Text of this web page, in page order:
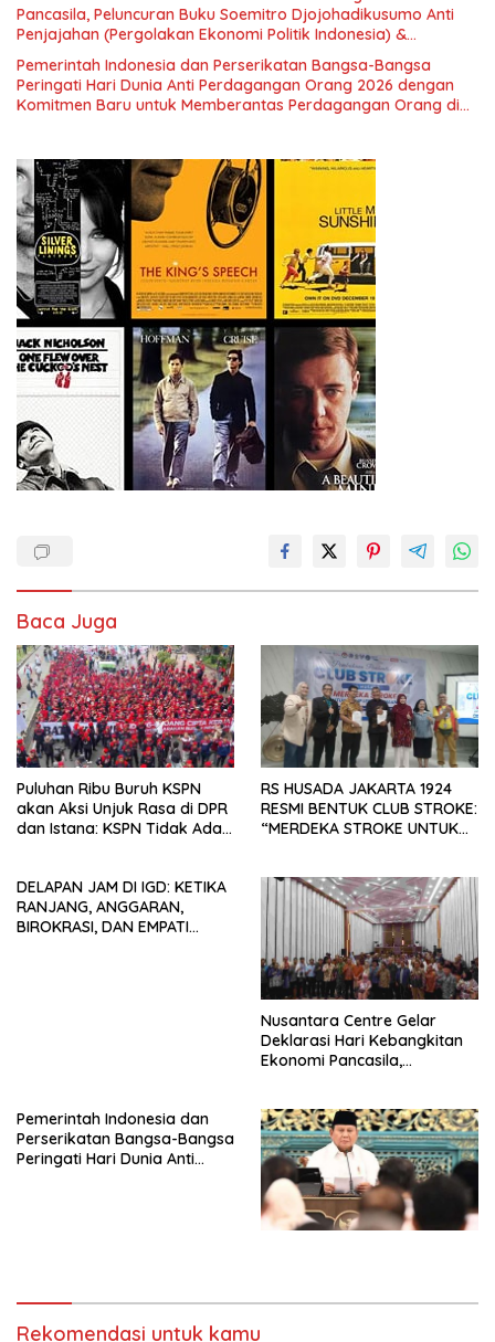
Pancasila, Peluncuran Buku Soemitro Djojohadikusumo Anti
Penjajahan (Pergolakan Ekonomi Politik Indonesia) &
Simposium Nasional “Urgensi Undang-Undang Perekonomian
Nasional dan Kesejahteraan Sosial dalam Menata Bangsa
Menuju Indonesia Emas 2045”,
Pemerintah Indonesia dan Perserikatan Bangsa-Bangsa
Peringati Hari Dunia Anti Perdagangan Orang 2026 dengan
Komitmen Baru untuk Memberantas Perdagangan Orang di
Baca Juga
Puluhan Ribu Buruh KSPN
akan Aksi Unjuk Rasa di DPR
dan Istana: KSPN Tidak Ada
Siapapun
RS HUSADA JAKARTA 1924
RESMI BENTUK CLUB STROKE:
“MERDEKA STROKE UNTUK
DELAPAN JAM DI IGD: KETIKA
RANJANG, ANGGARAN,
BIROKRASI, DAN EMPATI
Nusantara Centre Gelar
Deklarasi Hari Kebangkitan
Ekonomi Pancasila,
Penjajahan (Pergolakan
Ekonomi Politik Indonesia) &
Simposium Nasional “Urgensi
Undang-Undang
Perekonomian Nasional dan
Kesejahteraan Sosial dalam
Pemerintah Indonesia dan
Perserikatan Bangsa-Bangsa
Peringati Hari Dunia Anti
Rekomendasi untuk kamu